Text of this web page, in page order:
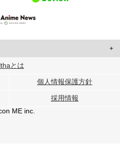
ユーザーに合わせたコンテンツや広告の
パートナーに提供しています。
使用したときに収集した他の情報を組み
とは
個人情報保護方針
採用情報
ME inc.